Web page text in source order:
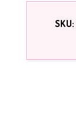
SKU: